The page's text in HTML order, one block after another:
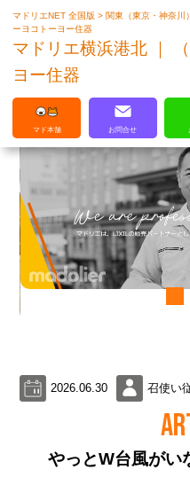
マドリエは
マドリエNET 全国版> 関東（東京・神奈川
ーヨコトーヨー住器
マドリエ横浜港北 ｜
ヨー住器
マド本舗 お問合せ
2026.06.30 召使い
やっとW台風がい